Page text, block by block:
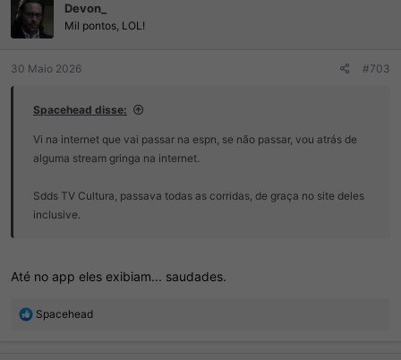
õ
e
s
Devon_
Mil pontos, LOL!
30 Maio 2026 #703
Spacehead disse:
Vi na internet que vai passar na espn, se não passar, vou atrás de
alguma stream gringa na internet.
Sdds TV Cultura, passava todas as corridas, de graça no site deles
inclusive.
Até no app eles exibiam... saudades.
R
Spacehead